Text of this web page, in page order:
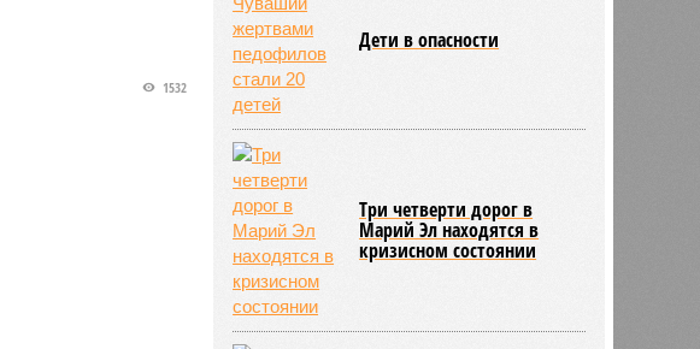
со стороны
предприятия 1532
Дети в опасности
Три четверти дорог в
Марий Эл находятся в
кризисном состоянии